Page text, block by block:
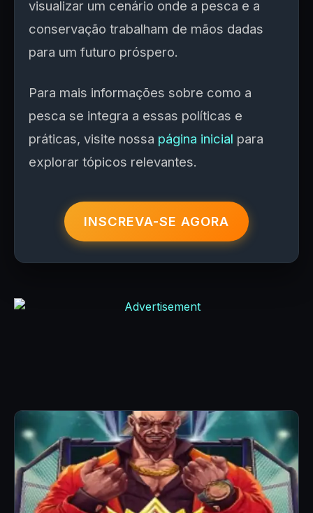
visualizar um cenário onde a pesca e a
conservação trabalham de mãos dadas
para um futuro próspero.
Para mais informações sobre como a
pesca se integra a essas políticas e
práticas, visite nossa página inicial para
explorar tópicos relevantes.
INSCREVA-SE AGORA